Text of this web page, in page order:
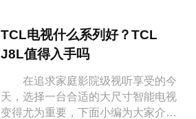
TCL电视什么系列好？TCL
J8L值得入手吗
在追求家庭影院级视听享受的今
天，选择一台合适的大尺寸智能电视
变得尤为重要，下面小编为大家介绍